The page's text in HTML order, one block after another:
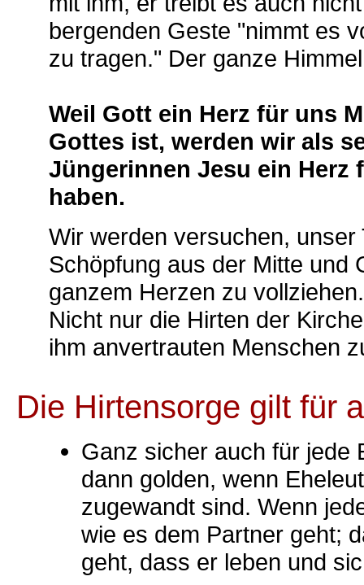
bergenden Geste "nimmt es
zu tragen." Der ganze
Weil Gott ein Herz für uns
Gottes ist, werden wir als
Jüngerinnen Jesu ein Herz
haben.
Wir werden versuchen,
Schöpfung aus der Mitte und
ganzem Herzen zu vollziehen.
Nicht nur die Hirten der
ihm anvertrauten Menschen
Die Hirtensorge gilt für
Ganz sicher auch für jede
dann golden, wenn
zugewandt sind. Wenn
wie es dem Partner geht;
geht, dass er leben und